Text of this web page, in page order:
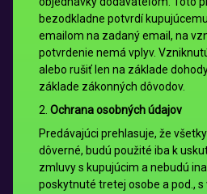
bezodkladne potvrdí
emailom na zadaný email, na
potvrdenie nemá vplyv.
alebo rušiť len na základe
základe zákonných dôvodov.
2. Ochrana osobných údajov
Predávajúci prehlasuje, že
dôverné, budú použité iba k
zmluvy s kupujúcim a nebudú
poskytnuté tretej osobe a pod.,